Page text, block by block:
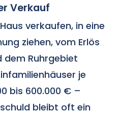
Verkauf
verkaufen, in eine
ziehen, vom Erlös
dem Ruhrgebiet
je
bis 600.000 € –
bleibt oft ein